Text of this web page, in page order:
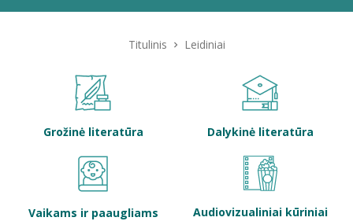
Bibliotekoms
Titulinis Leidiniai
Grožinė literatūra Dalykinė literatūra
Vaikams ir paaugliams Audiovizualiniai kūriniai